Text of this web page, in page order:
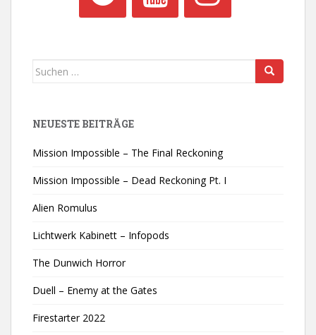
Suchen
NEUESTE BEITRÄGE
Mission Impossible – The Final Reckoning
Mission Impossible – Dead Reckoning Pt. I
Alien Romulus
Lichtwerk Kabinett – Infopods
The Dunwich Horror
Duell – Enemy at the Gates
Firestarter 2022